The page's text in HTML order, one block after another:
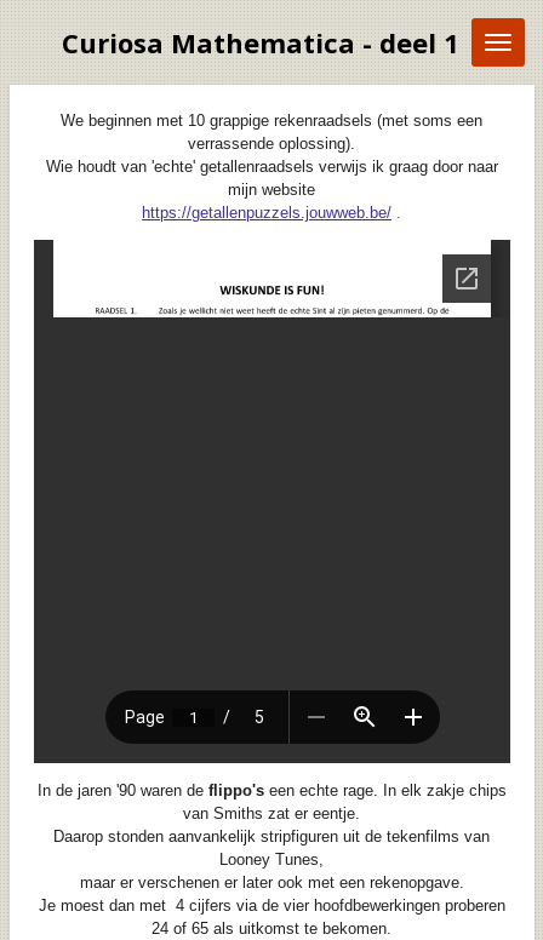
hoofdinhoud
Curiosa Mathematica - deel 1
We beginnen met 10 grappige rekenraadsels (met soms een
verrassende oplossing).
Wie houdt van 'echte' getallenraadsels verwijs ik graag door naar
mijn website
https://getallenpuzzels.jouwweb.be/ .
In de jaren '90 waren de flippo'seen echte rage. In elk zakje chips
van Smiths zat er eentje.
Daarop stonden aanvankelijk stripfiguren uit de tekenfilms van
Looney Tunes,
maar er verschenen er later ook met een rekenopgave.
Je moest dan met 4 cijfers via de vier hoofdbewerkingen proberen
24 of 65 als uitkomst te bekomen.